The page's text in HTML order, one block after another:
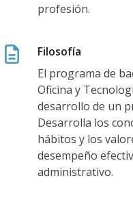
o
e
n
A
d
m
profesión.
Filosofía
El programa de
Oficina y
desarrollo de un
Desarrolla los
hábitos y los
desempeño
administrativo.